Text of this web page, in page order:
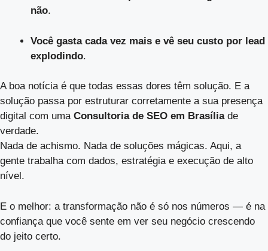
não.
Você gasta cada vez mais e vê seu custo por lead
explodindo.
A boa notícia é que todas essas dores têm solução. E a
solução passa por estruturar corretamente a sua presença
digital com uma Consultoria de SEO em Brasíliade
verdade.
Nada de achismo. Nada de soluções mágicas. Aqui, a
gente trabalha com dados, estratégia e execução de alto
nível.
E o melhor: a transformação não é só nos números — é na
confiança que você sente em ver seu negócio crescendo
do jeito certo.